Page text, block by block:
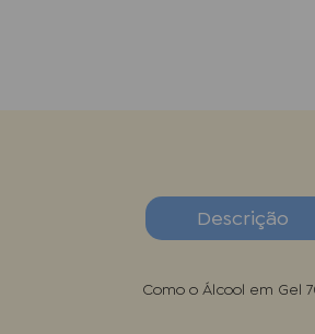
Descrição
Como o Álcool em Gel